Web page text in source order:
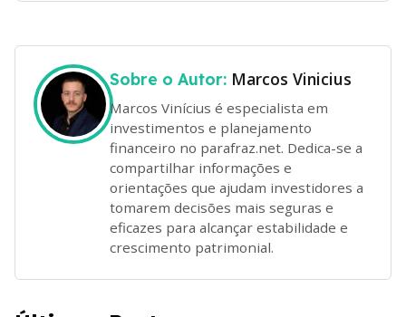
Sobre o Autor: Marcos Vinicius
Marcos Vinícius é especialista em
investimentos e planejamento
financeiro no parafraz.net. Dedica-se a
compartilhar informações e
orientações que ajudam investidores a
tomarem decisões mais seguras e
eficazes para alcançar estabilidade e
crescimento patrimonial.